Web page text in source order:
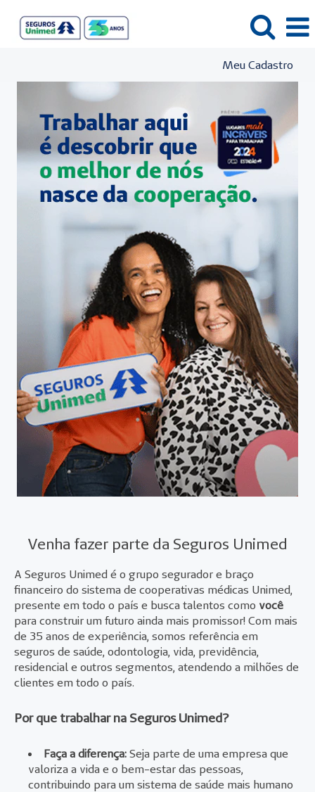
Meu Cadastro
Venha fazer parte da Seguros Unimed
A Seguros Unimed é o grupo segurador e braço
financeiro do sistema de cooperativas médicas Unimed,
presente em todo o país e busca talentos como você
para construir um futuro ainda mais promissor! Com mais
de 35 anos de experiência, somos referência em
seguros de saúde, odontologia, vida, previdência,
residencial e outros segmentos, atendendo a milhões de
clientes em todo o país.
Por que trabalhar na Seguros Unimed?
Faça a diferença: Seja parte de uma empresa que
valoriza a vida e o bem-estar das pessoas,
contribuindo para um sistema de saúde mais humano